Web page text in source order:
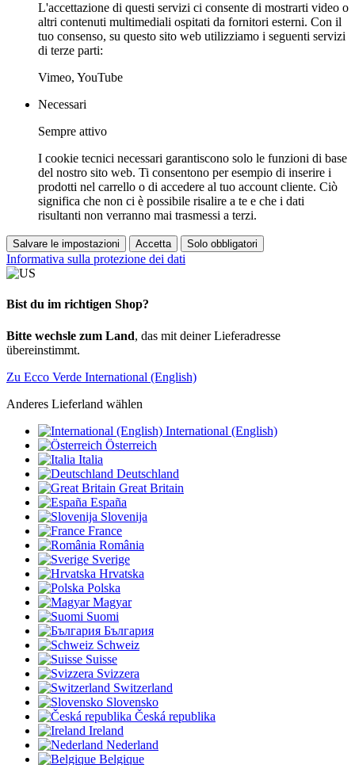
L'accettazione di questi servizi ci consente di mostrarti video o
altri contenuti multimediali ospitati da fornitori esterni. Con il
tuo consenso, su questo sito web utilizziamo i seguenti servizi
di terze parti:
Vimeo, YouTube
Necessari
Sempre attivo
I cookie tecnici necessari garantiscono solo le funzioni di base
del nostro sito web. Ti consentono per esempio di inserire i
prodotti nel carrello o di accedere al tuo account cliente. Ciò
significa che non ci è possibile risalire a te e che i dati
risultanti non verranno mai trasmessi a terzi.
Salvare le impostazioni Accetta Solo obbligatori
Informativa sulla protezione dei dati
Bist du im richtigen Shop?
Bitte wechsle zum Land, das mit deiner Lieferadresse
übereinstimmt.
Zu Ecco Verde International (English)
Anderes Lieferland wählen
International (English)
Österreich
Italia
Deutschland
Great Britain
España
Slovenija
France
România
Sverige
Hrvatska
Polska
Magyar
Suomi
България
Schweiz
Suisse
Svizzera
Switzerland
Slovensko
Česká republika
Ireland
Nederland
Belgique